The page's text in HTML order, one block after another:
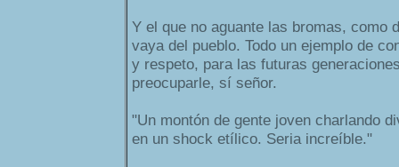
Y el que no aguante las bromas, como
vaya del pueblo. Todo un ejemplo de
y respeto, para las futuras
preocuparle, sí señor.
"Un montón de gente joven charlando
en un shock etílico. Seria increíble."